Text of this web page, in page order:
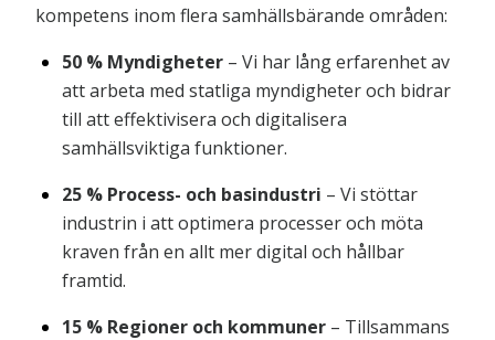
kompetens inom flera samhällsbärande områden:
50 % Myndigheter – Vi har lång erfarenhet av
att arbeta med statliga myndigheter och bidrar
till att effektivisera och digitalisera
samhällsviktiga funktioner.
25 % Process- och basindustri – Vi stöttar
industrin i att optimera processer och möta
kraven från en allt mer digital och hållbar
framtid.
15 % Regioner och kommuner – Tillsammans